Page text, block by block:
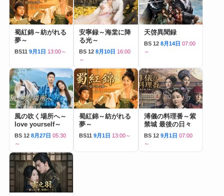
蜀紅錦～紡がれる
夢～
BS11 9月1日 13:00～
安寧録～海棠に降
る光～
BS 12 8月10日 16:00
～
天啓異聞録
BS 12 8月14日 07:00
～
風の吹く場所へ～
love yourself～
BS 12 8月27日 05:30
～
蜀紅錦～紡がれる
夢～
BS11 9月1日 13:00～
溥儀の料理番～紫
禁城 最後の日々
BS 12 9月1日 07:00
～